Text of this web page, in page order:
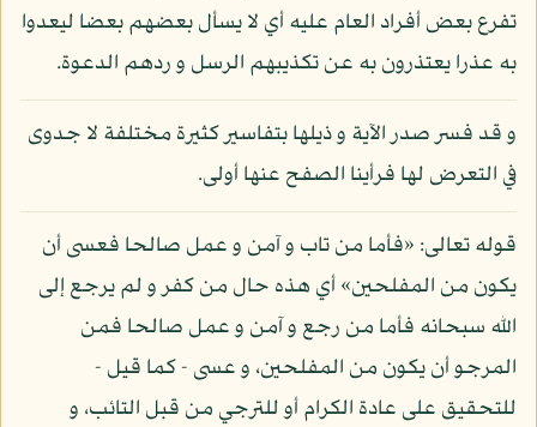
تفرع بعض أفراد العام عليه أي لا يسأل بعضهم بعضا ليعدوا
به عذرا يعتذرون به عن تكذيبهم الرسل و ردهم الدعوة.
و قد فسر صدر الآية و ذيلها بتفاسير كثيرة مختلفة لا جدوى
في التعرض لها فرأينا الصفح عنها أولى.
قوله تعالى: «فأما من تاب و آمن و عمل صالحا فعسى أن
يكون من المفلحين» أي هذه حال من كفر و لم يرجع إلى
الله سبحانه فأما من رجع و آمن و عمل صالحا فمن
المرجو أن يكون من المفلحين، و عسى - كما قيل -
للتحقيق على عادة الكرام أو للترجي من قبل التائب، و